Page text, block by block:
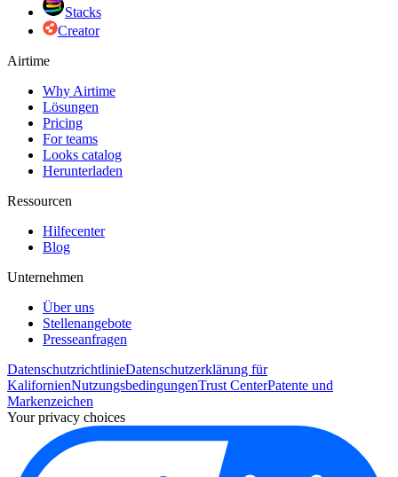
Stacks
Creator
Airtime
Why Airtime
Lösungen
Pricing
For teams
Looks catalog
Herunterladen
Ressourcen
Hilfecenter
Blog
Unternehmen
Über uns
Stellenangebote
Presseanfragen
DatenschutzrichtlinieDatenschutzerklärung für
KalifornienNutzungsbedingungenTrust CenterPatente und
Markenzeichen
Your privacy choices